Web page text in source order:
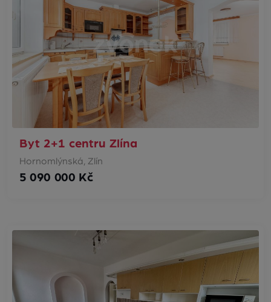
Byt 2+1 centru Zlína
Hornomlýnská, Zlín
5 090 000 Kč